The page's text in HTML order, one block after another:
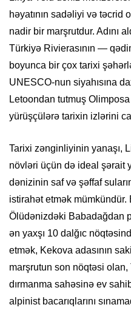
həyatının sadəliyi və
nadir bir marşrutdur. Adını
Türkiyə Rivierasının —
boyunca bir çox tarixi
UNESCO-nun siyahısına
Letoondan tutmuş
yürüşçülərə tarixin izlərini
Tarixi zənginliyinin yanaşı,
növləri üçün də ideal şərait
dənizinin saf və şəffaf
istirahət etmək
Ölüdənizdəki Babadağdan
ən yaxşı 10 dalğıc
etmək, Kekova adasının
marşrutun son nöqtəsi
dırmanma sahəsinə ev
alpinist bacarıqlarını